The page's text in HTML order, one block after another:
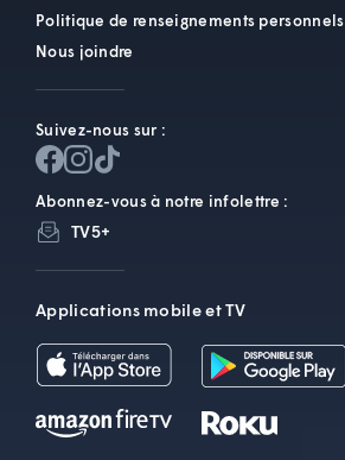
Politique de renseignements personnels
Nous joindre
Suivez-nous sur :
Abonnez-vous à notre infolettre :
TV5+
Applications mobile et TV